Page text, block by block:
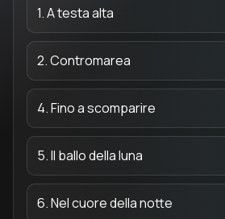
1. A testa alta
2. Contromarea
4. Fino a scomparire
5. Il ballo della luna
6. Nel cuore della notte